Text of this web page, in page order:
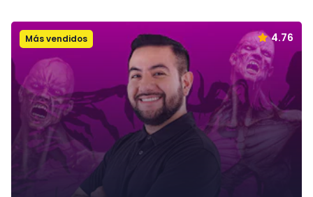
Más vendidos 4.76